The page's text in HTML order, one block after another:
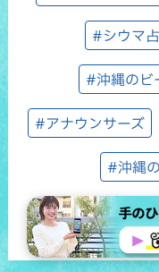
#シウマ
#沖縄のビ
#アナウンサーズ
#沖縄
#ホテルセレ